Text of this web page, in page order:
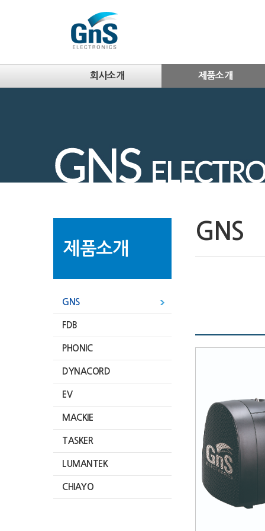
회사소개 제품소개
제품소개
GNS
FDB
PHONIC
DYNACORD
EV
MACKIE
TASKER
LUMANTEK
CHIAYO
GNS